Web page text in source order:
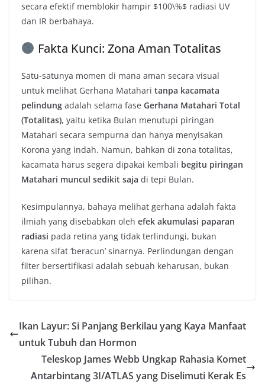
secara efektif memblokir hampir $100\%$ radiasi UV
dan IR berbahaya.
Fakta Kunci: Zona Aman Totalitas
Satu-satunya momen di mana aman secara visual
untuk melihat Gerhana Matahari tanpa kacamata
pelindung adalah selama fase Gerhana Matahari Total
(Totalitas), yaitu ketika Bulan menutupi piringan
Matahari secara sempurna dan hanya menyisakan
Korona yang indah. Namun, bahkan di zona totalitas,
kacamata harus segera dipakai kembali begitu piringan
Matahari muncul sedikit saja di tepi Bulan.
Kesimpulannya, bahaya melihat gerhana adalah fakta
ilmiah yang disebabkan oleh efek akumulasi paparan
radiasi pada retina yang tidak terlindungi, bukan
karena sifat ‘beracun’ sinarnya. Perlindungan dengan
filter bersertifikasi adalah sebuah keharusan, bukan
pilihan.
Ikan Layur: Si Panjang Berkilau yang Kaya Manfaat
untuk Tubuh dan Hormon
Teleskop James Webb Ungkap Rahasia Komet
Antarbintang 3I/ATLAS yang Diselimuti Kerak Es